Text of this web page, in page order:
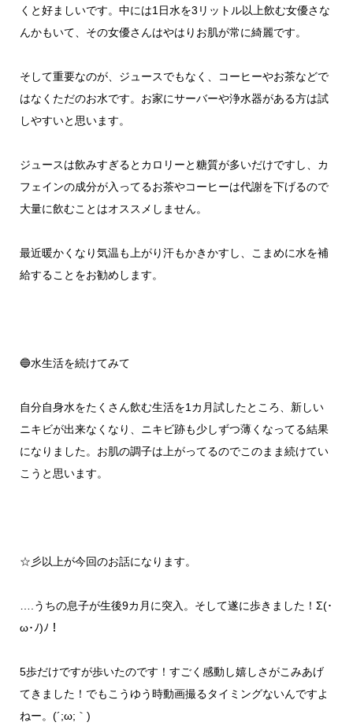
くと好ましいです。中には1日水を3リットル以上飲む女優さな
んかもいて、その女優さんはやはりお肌が常に綺麗です。
そして重要なのが、ジュースでもなく、コーヒーやお茶などで
はなくただのお水です。お家にサーバーや浄水器がある方は試
しやすいと思います。
ジュースは飲みすぎるとカロリーと糖質が多いだけですし、カ
フェインの成分が入ってるお茶やコーヒーは代謝を下げるので
大量に飲むことはオススメしません。
最近暖かくなり気温も上がり汗もかきかすし、こまめに水を補
給することをお勧めします。
🔵水生活を続けてみて
自分自身水をたくさん飲む生活を1カ月試したところ、新しい
ニキビが出来なくなり、ニキビ跡も少しずつ薄くなってる結果
になりました。お肌の調子は上がってるのでこのまま続けてい
こうと思います。
☆彡以上が今回のお話になります。
….うちの息子が生後9カ月に突入。そして遂に歩きました！Σ(･
ω･ﾉ)ﾉ！
5歩だけですが歩いたのです！すごく感動し嬉しさがこみあげ
てきました！でもこうゆう時動画撮るタイミングないんですよ
ねー。(´;ω;｀)